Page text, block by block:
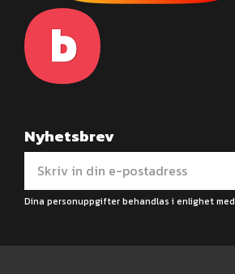
Nyhetsbrev
Dina personuppgifter behandlas i enlighet